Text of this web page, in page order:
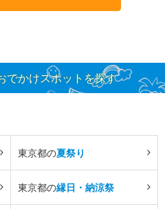
でかけスポットを探す
東京都の夏祭り
東京都の縁日・納涼祭